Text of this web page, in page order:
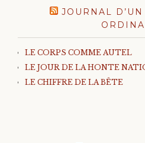
JOURNAL
LE CORPS COMME AUTEL
LE JOUR DE LA HONTE
LE CHIFFRE DE LA BÊTE